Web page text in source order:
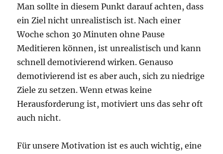
Man sollte in diesem Punkt darauf achten, dass
ein Ziel nicht unrealistisch ist. Nach einer
Woche schon 30 Minuten ohne Pause
Meditieren können, ist unrealistisch und kann
schnell demotivierend wirken. Genauso
demotivierend ist es aber auch, sich zu niedrige
Ziele zu setzen. Wenn etwas keine
Herausforderung ist, motiviert uns das sehr oft
auch nicht.
Für unsere Motivation ist es auch wichtig, eine